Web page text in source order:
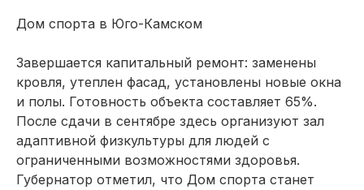
Дом спорта в Юго-Камском
Завершается капитальный ремонт: заменены
кровля, утеплен фасад, установлены новые окна
и полы. Готовность объекта составляет 65%.
После сдачи в сентябре здесь организуют зал
адаптивной физкультуры для людей с
ограниченными возможностями здоровья.
Губернатор отметил, что Дом спорта станет